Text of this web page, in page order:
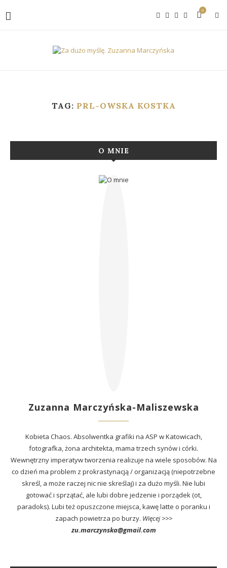
0
TAG: PRL-OWSKA KOSTKA
O MNIE
Zuzanna Marczyńska-Maliszewska
Kobieta Chaos. Absolwentka grafiki na ASP w Katowicach,
fotografka, żona architekta, mama trzech synów i córki.
Wewnętrzny imperatyw tworzenia realizuje na wiele sposobów. Na
co dzień ma problem z prokrastynacją / organizacją (niepotrzebne
skreśl, a może raczej nic nie skreślaj) i za dużo myśli. Nie lubi
gotować i sprzątać, ale lubi dobre jedzenie i porządek (ot,
paradoks). Lubi też opuszczone miejsca, kawę latte o poranku i
zapach powietrza po burzy. Więcej >>>
zu.marczynska@gmail.com